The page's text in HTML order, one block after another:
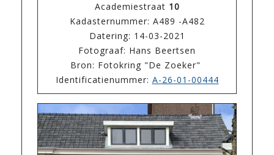
Academiestraat 10
Kadasternummer: A489 -A482
Datering: 14-03-2021
Fotograaf: Hans Beertsen
Bron: Fotokring "De Zoeker"
Identificatienummer: A-26-01-00444